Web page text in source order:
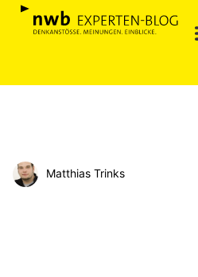
Matthias Trinks